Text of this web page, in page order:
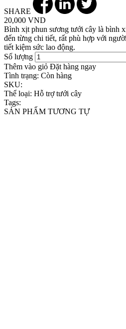
SHARE
20,000 VND
Bình xịt phun sương tưới cây là bình
đến từng chi tiết, rất phù hợp với
tiết kiệm sức lao động.
Số lượng
Thêm vào giỏ Đặt hàng ngay
Tình trạng: Còn hàng
SKU:
Thể loại: Hỗ trợ tưới cây
Tags:
SẢN PHẨM TƯƠNG TỰ